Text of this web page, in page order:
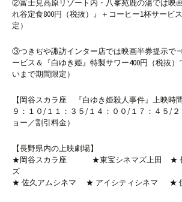
②富士見高原リゾート内・八峯苑鹿の湯では映
れ谷定食800円（税抜）』＋コーヒー1杯サービ
定）
③つきぢや諏訪インター店では映画半券提示で
ービス＆『白ゆき姫』特製サワー400円（税抜
いまで期間限定）
【岡谷スカラ座 『白ゆき姫殺人事件』上映時間
９：１０/１１：３５/１４：００/１７：４５/
ョー／割引料金）
【長野県内の上映劇場】
★岡谷スカラ座 ★東宝シネマズ上田 ★ 長
ズ
★ 佐久アムシネマ ★ アイシティシネマ ★